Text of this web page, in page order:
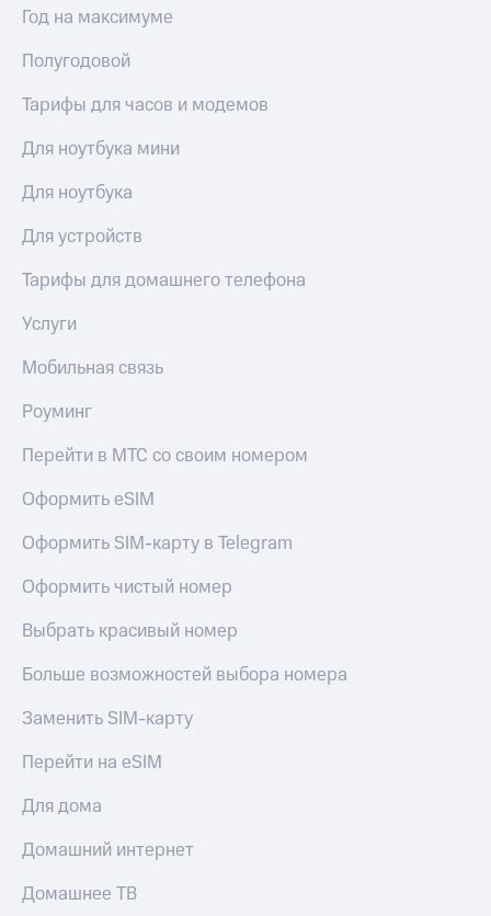
Год на максимуме
Полугодовой
Тарифы для часов и модемов
Для ноутбука мини
Для ноутбука
Для устройств
Тарифы для домашнего телефона
Услуги
Мобильная связь
Роуминг
Перейти в МТС со своим номером
Оформить eSIM
Оформить SIM-карту в Telegram
Оформить чистый номер
Выбрать красивый номер
Больше возможностей выбора номера
Заменить SIM-карту
Перейти на eSIM
Для дома
Домашний интернет
Домашнее ТВ